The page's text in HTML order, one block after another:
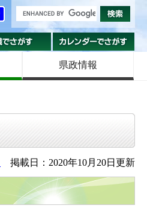
組織でさがす
県政情報
掲載日：2020年10月20日更新